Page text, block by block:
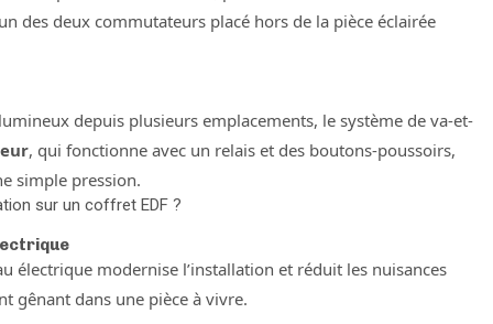
des deux commutateurs placé hors de la pièce éclairée
depuis plusieurs emplacements, le système de va-et-
, qui fonctionne avec un relais et des boutons-poussoirs,
simple pression.
sur un coffret EDF ?
électrique modernise l’installation et réduit les nuisances
gênant dans une pièce à vivre.